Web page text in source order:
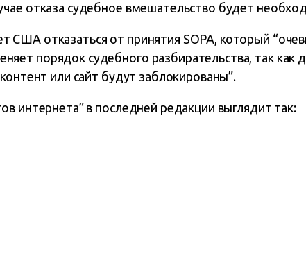
отказа судебное вмешательство будет
США отказаться от принятия SOPA, который
порядок судебного разбирательства, так как
или сайт будут заблокированы”.
интернета” в последней редакции выглядит так: